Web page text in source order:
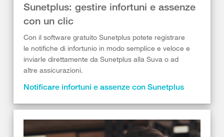
Sunetplus: gestire infortuni e assenze
con un clic
Con il software gratuito Sunetplus potete registrare
le notifiche di infortunio in modo semplice e veloce e
inviarle direttamente da Sunetplus alla Suva o ad
altre assicurazioni.
Notificare infortuni e assenze con Sunetplus